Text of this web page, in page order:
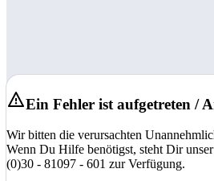
Ein Fehler ist aufgetreten /
Wir bitten die verursachten
Wenn Du Hilfe benötigst, steht Dir
(0)30 - 81097 - 601 zur Verfügung.